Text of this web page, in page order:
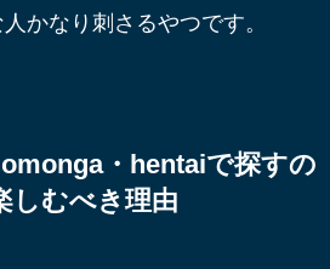
かなり刺さるやつです。
・hentaiで探すの
しむべき理由